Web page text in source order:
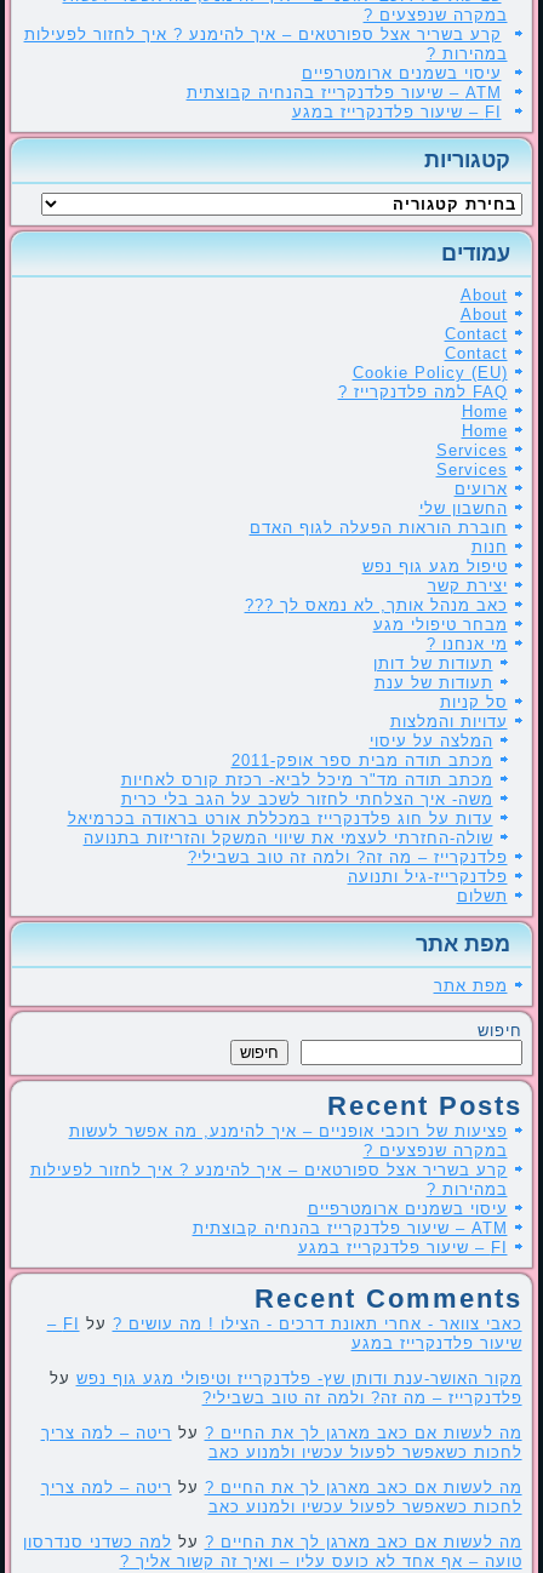
במקרה שנפצעים ?
קרע בשריר אצל ספורטאים – איך להימנע ? איך לחזור לפעילות
במהירות ?
עיסוי בשמנים ארומטרפיים
ATM – שיעור פלדנקרייז בהנחיה קבוצתית
FI – שיעור פלדנקרייז במגע
קטגוריות
קטגוריות
עמודים
About
About
Contact
Contact
Cookie Policy (EU)
FAQ למה פלדנקרייז ?
Home
Home
Services
Services
ארועים
החשבון שלי
חוברת הוראות הפעלה לגוף האדם
חנות
טיפול מגע גוף נפש
יצירת קשר
כאב מנהל אותך, לא נמאס לך ???
מבחר טיפולי מגע
מי אנחנו ?
תעודות של דותן
תעודות של ענת
סל קניות
עדויות והמלצות
המלצה על עיסוי
מכתב תודה מבית ספר אופק-2011
מכתב תודה מד"ר מיכל לביא- רכזת קורס לאחיות
משה- איך הצלחתי לחזור לשכב על הגב בלי כרית
עדות על חוג פלדנקרייז במכללת אורט בראודה בכרמיאל
שולה-החזרתי לעצמי את שיווי המשקל והזריזות בתנועה
פלדנקרייז – מה זה? ולמה זה טוב בשבילי?
פלדנקרייז-גיל ותנועה
תשלום
מפת אתר
מפת אתר
חיפוש
חיפוש
Recent Posts
פציעות של רוכבי אופניים – איך להימנע, מה אפשר לעשות
במקרה שנפצעים ?
קרע בשריר אצל ספורטאים – איך להימנע ? איך לחזור לפעילות
במהירות ?
עיסוי בשמנים ארומטרפיים
ATM – שיעור פלדנקרייז בהנחיה קבוצתית
FI – שיעור פלדנקרייז במגע
Recent Comments
כאבי צוואר - אחרי תאונת דרכים - הצילו ! מה עושים ? על
FI –
שיעור פלדנקרייז במגע
מקור האושר-ענת ודותן שץ- פלדנקרייז וטיפולי מגע גוף נפש על
פלדנקרייז – מה זה? ולמה זה טוב בשבילי?
מה לעשות אם כאב מארגן לך את החיים ? על ריטה – למה צריך
לחכות כשאפשר לפעול עכשיו ולמנוע כאב
מה לעשות אם כאב מארגן לך את החיים ? על ריטה – למה צריך
לחכות כשאפשר לפעול עכשיו ולמנוע כאב
מה לעשות אם כאב מארגן לך את החיים ? על למה כשדני סנדרסון
טועה – אף אחד לא כועס עליו – ואיך זה קשור אליך ?